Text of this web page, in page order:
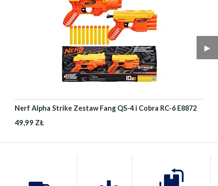
▶︎
Nerf Alpha Strike Zestaw Fang QS-4 i Cobra RC-6 E8872
49,99 ZŁ